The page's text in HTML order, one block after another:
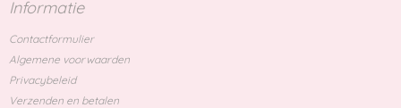
Informatie
Contactformulier
Algemene voorwaarden
Privacybeleid
Verzenden en betalen